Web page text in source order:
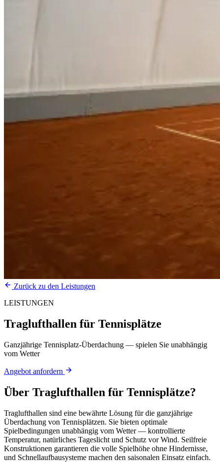
Zurück zu den Leistungen
LEISTUNGEN
Traglufthallen für Tennisplätze
Ganzjährige Tennisplatz-Überdachung — spielen Sie unabhängig
vom Wetter
Angebot anfordern
Über Traglufthallen für Tennisplätze?
Traglufthallen sind eine bewährte Lösung für die ganzjährige
Überdachung von Tennisplätzen. Sie bieten optimale
Spielbedingungen unabhängig vom Wetter — kontrollierte
Temperatur, natürliches Tageslicht und Schutz vor Wind. Seilfreie
Konstruktionen garantieren die volle Spielhöhe ohne Hindernisse,
und Schnellaufbausysteme machen den saisonalen Einsatz einfach.